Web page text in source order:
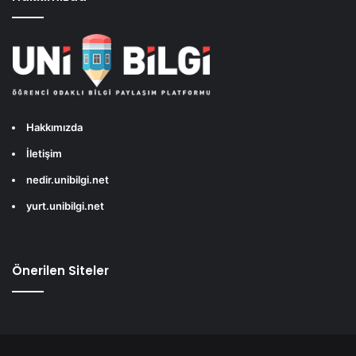
Hakkımızda
İletişim
nedir.unibilgi.net
yurt.unibilgi.net
Önerilen Siteler